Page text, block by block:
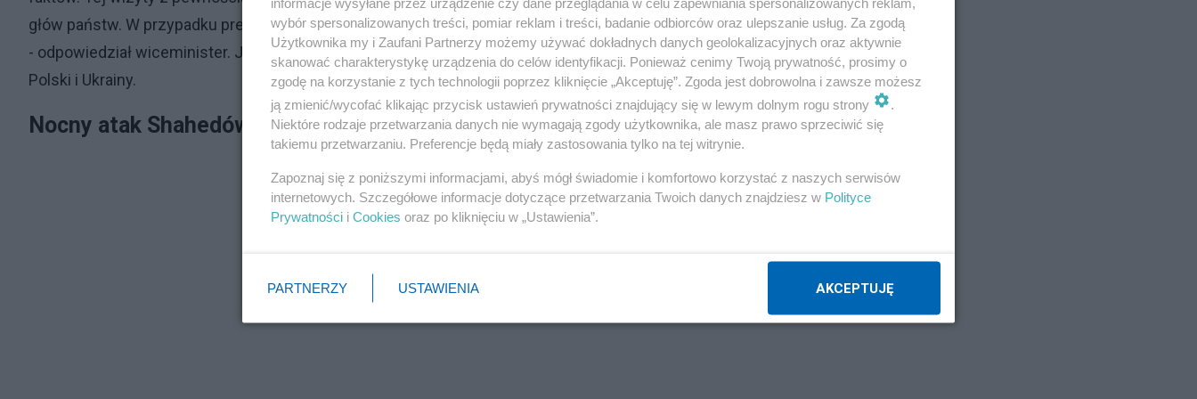
głów państw. W przypadku prezydenta Zełenskiego takiej zapowiedzi nie będzie, ze względów bezpieczeństwa
- odpowiedział wiceminister. Jak podkreślił, cały czas trwają bardzo intensywne kontakty między przywódcami
Polski i Ukrainy.
Nocny atak Shahedów na Ukrainę
wybór spersonalizowanych treści, pomiar reklam i treści, badanie odbiorców oraz ulepszanie usług. Za zgodą
Użytkownika my i Zaufani Partnerzy możemy używać dokładnych danych geolokalizacyjnych oraz aktywnie
skanować charakterystykę urządzenia do celów identyfikacji. Ponieważ cenimy Twoją prywatność, prosimy o
zgodę na korzystanie z tych technologii poprzez kliknięcie „Akceptuję”. Zgoda jest dobrowolna i zawsze możesz
ją zmienić/wycofać klikając przycisk ustawień prywatności znajdujący się w lewym dolnym rogu strony
.
Niektóre rodzaje przetwarzania danych nie wymagają zgody użytkownika, ale masz prawo sprzeciwić się
takiemu przetwarzaniu. Preferencje będą miały zastosowania tylko na tej witrynie.
Zapoznaj się z poniższymi informacjami, abyś mógł świadomie i komfortowo korzystać z naszych serwisów
internetowych. Szczegółowe informacje dotyczące przetwarzania Twoich danych znajdziesz w Polityce
Prywatności i Cookies oraz po kliknięciu w „Ustawienia”.
PARTNERZY USTAWIENIA AKCEPTUJĘ